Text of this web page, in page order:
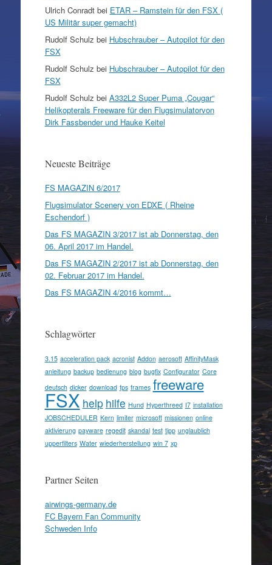
Ulrich Conradtbei ETAR – Ramstein für den FSX (
US Militär super gemacht)
Rudolf Schulz bei Hubschrauber – Autopilot für den
FSX
Rudolf Schulz bei Hubschrauber – Autopilot für den
FSX
Rudolf Schulz bei A332L2 Super Puma „Cougar“
Helikopterals Freeware für den Flugsimulatorvon
Dirk Fassbender und Hauke Keitel
Neueste Beiträge
FS MAGAZIN 6/2017
Flugsimulator Scenery von EDXE ( Rheine
Eschendorf )
Das FS MAGAZIN 3/2017 ist ab Donnerstag, den
06. April 2017 im Handel.
Das FS MAGAZIN 2/2017 ist ab Donnerstag, den
02. Februar 2017 im Handel.
Das FS MAGAZIN 4/2016 kommt…
Schlagwörter
3.15 acceleration pack acronist Addon aerosoft AffinityMask
anleitung backup bedienung blog bugfix Configurator Core
deutsch dicker download fps frames freeware
FSX help hilfe Hund Hyperthreed I7 installation
JOBSCHEDULER Kern limiter microsoft missionen online
aktivierung payware regedit skandal test tipp unglaublich
upperfilters Water wiederherstellung win 7 xp
Partner Seiten
airwings-germany.de
FC Bayern Fan Community
Schweden Info